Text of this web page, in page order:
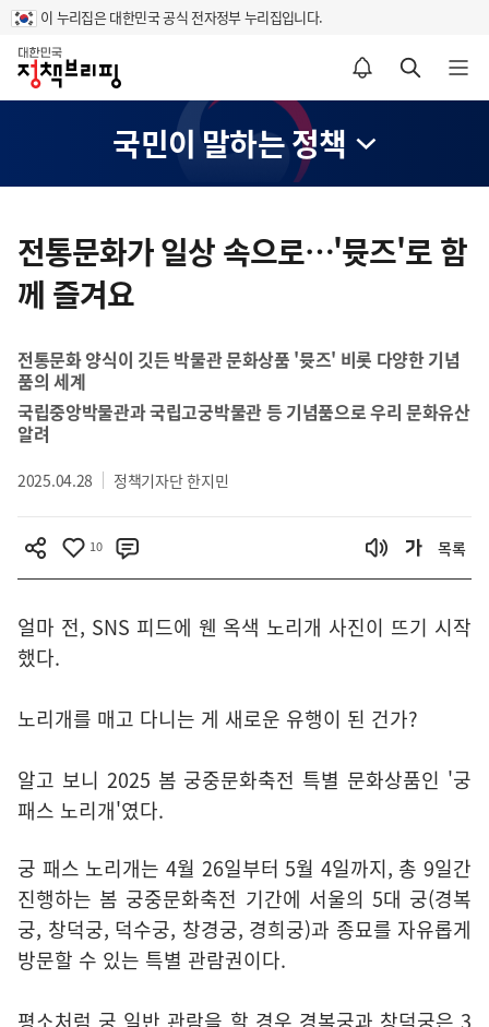
이 누리집은 대한민국 공식 전자정부 누리집입니다.
홈
알림설정 바로가기 검색 바로가기 메뉴 열기
국민이 말하는 정책
텐
츠
영
전통문화가 일상 속으로…'뮷즈'로 함
께 즐겨요
전통문화 양식이 깃든 박물관 문화상품 '뮷즈' 비롯 다양한 기념
품의 세계
국립중앙박물관과 국립고궁박물관 등 기념품으로 우리 문화유산
알려
2025.04.28 정책기자단 한지민
10 목록
얼마 전, SNS 피드에 웬 옥색 노리개 사진이 뜨기 시작
했다.
노리개를 매고 다니는 게 새로운 유행이 된 건가?
알고 보니 2025 봄 궁중문화축전 특별 문화상품인 '궁
패스 노리개'였다.
궁 패스 노리개는 4월 26일부터 5월 4일까지, 총 9일간
진행하는 봄 궁중문화축전 기간에 서울의 5대 궁(경복
궁, 창덕궁, 덕수궁, 창경궁, 경희궁)과 종묘를 자유롭게
방문할 수 있는 특별 관람권이다.
평소처럼 궁 일반 관람을 할 경우 경복궁과 창덕궁은 3